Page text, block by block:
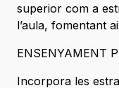
superior com a
l’aula, fomentant
ENSENYAMENT
Incorpora les